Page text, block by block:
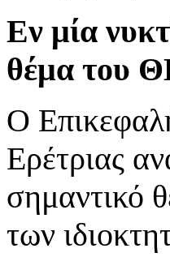
Εν μία
θέμα του
Ο
Ερέτριας
σημαντικό
των